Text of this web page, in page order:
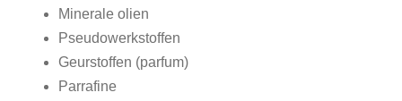
Minerale olien
Pseudowerkstoffen
Geurstoffen (parfum)
Parrafine